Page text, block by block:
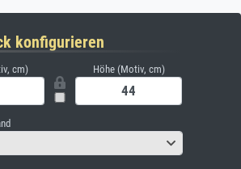
konfigurieren
cm) Höhe (Motiv, cm)